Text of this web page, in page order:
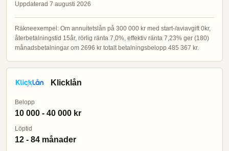
Uppdaterad 7 augusti 2026
Räkneexempel: Om annuitetslån på 300 000 kr med start-/aviavgift 0kr,
återbetalningstid 15år, rörlig ränta 7,0%, effektiv ränta 7,23% ger (180)
månadsbetalningar om 2696 kr totalt betalningsbelopp 485 367 kr.
Klicklån
Belopp
10 000 - 40 000 kr
Löptid
12 - 84 månader